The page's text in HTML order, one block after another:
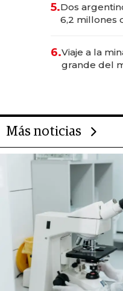
5.Dos
6,2 millones
6.Viaje a la
grande del
Más noticias